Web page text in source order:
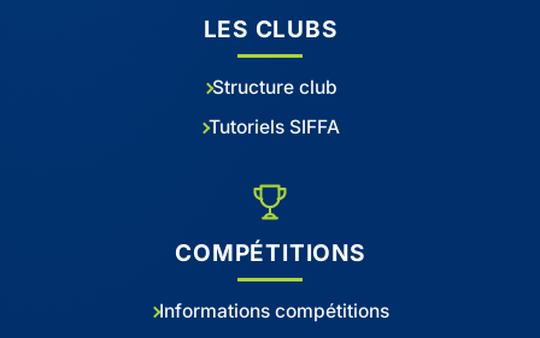
LES CLUBS
Structure club
Tutoriels SIFFA
COMPÉTITIONS
Informations compétitions